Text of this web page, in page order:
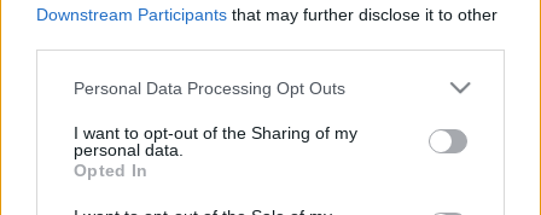
Downstream Participants that may further disclose it to other
Please note that this website/app uses one or more Google
not limited to your visit or usage behaviour. You may click to
grant or deny consent to Google and its third-party tags to
use your data for below specified purposes in below Google
consent section.
Personal Data Processing Opt Outs
I want to opt-out of the Sharing of my
personal data.
Opted In
#allergia#influenza#cukorbetegség
#orvosmeteorológia#vérnyomás#stroke#rákbetegség
Regisztráció